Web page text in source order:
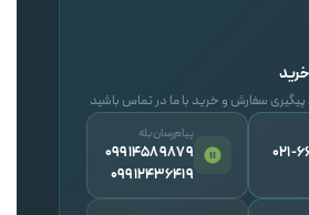
پیگیری سفارش و خرید با ما در تماس باشید
پیام‌رسان بله
09914589879
09912436419